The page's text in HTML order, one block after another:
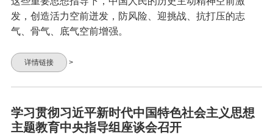
发，创造活力空前迸发，防风险、迎挑战、抗打压的志
气、骨气、底气空前增强。
详情链接 >
学习贯彻习近平新时代中国特色社会主义思想
主题教育中央指导组座谈会召开